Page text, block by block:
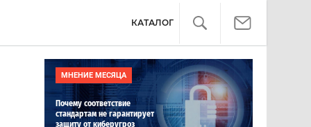
КАТАЛОГ
МНЕНИЕ МЕСЯЦА
Почему соответствие
стандартам не гарантирует
защиту от киберугроз